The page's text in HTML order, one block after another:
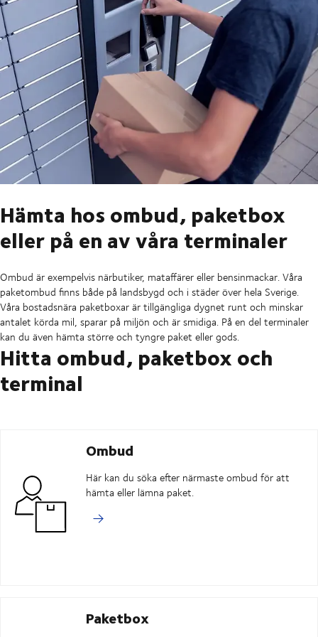
levereras direkt till mottagarens adress
Nu ser du fraktkostnaden längst ner i högra hörnet
Du fyller sedan i alla uppgifter i fälten till avsändare och mottagare
som är märkta med "obligatoriskt"
Knappen "Lägg till och betala" blir grön, och du kan genomföra din
bokning!
Vikt: 999 kg
returen rekommenderar vi att du kontrollerar med dem först. Företag
brukar inte acceptera en retur som går som ett ombudspaket, till
exempel.
volym.
Hämta hos ombud, paketbox
eller på en av våra terminaler
Ombud är exempelvis närbutiker, mataffärer eller bensinmackar. Våra
paketombud finns både på landsbygd och i städer över hela Sverige.
Våra bostadsnära paketboxar är tillgängliga dygnet runt och minskar
antalet körda mil, sparar på miljön och är smidiga. På en del terminaler
kan du även hämta större och tyngre paket eller gods.
Hitta ombud, paketbox och
terminal
Ombud
Här kan du söka efter närmaste ombud för att
hämta eller lämna paket.
Paketbox